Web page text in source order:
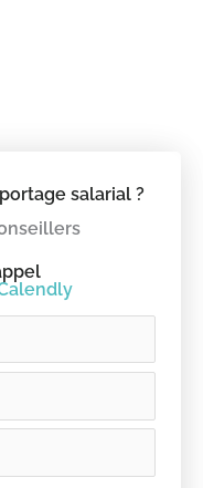
salarial ?